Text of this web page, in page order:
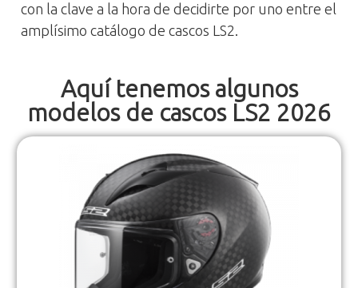
con la clave a la hora de decidirte por uno entre el
amplísimo catálogo de cascos LS2.
Aquí tenemos algunos
modelos de cascos LS2 2026